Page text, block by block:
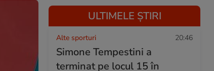
ULTIMELE ȘTIRI
Alte sporturi 20:46
Simone Tempestini a
terminat pe locul 15 în